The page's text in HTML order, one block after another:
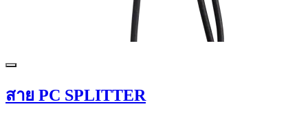
สาย PC SPLITTER